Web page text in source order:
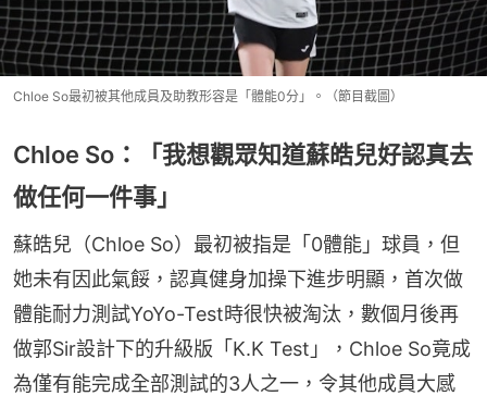
Chloe So最初被其他成員及助教形容是「體能0分」。（節目截圖）
Chloe So：「我想觀眾知道蘇皓兒好認真去
做任何一件事」
蘇皓兒（Chloe So）最初被指是「0體能」球員，但
她未有因此氣餒，認真健身加操下進步明顯，首次做
體能耐力測試YoYo-Test時很快被淘汰，數個月後再
做郭Sir設計下的升級版「K.K Test」，Chloe So竟成
為僅有能完成全部測試的3人之一，令其他成員大感